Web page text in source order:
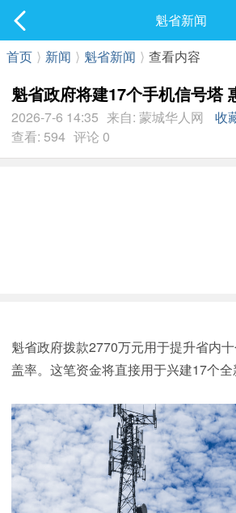
最新发
魁省新闻
首页 ⟩ 新闻 ⟩ 魁省新闻 ⟩ 查看内容
魁省政府将建17个手机信号塔
2026-7-6 14:35 来自: 蒙城华人网
收
查看: 594 评论 0
魁省政府拨款2770万元用于提升省内
盖率。这笔资金将直接用于兴建17个全